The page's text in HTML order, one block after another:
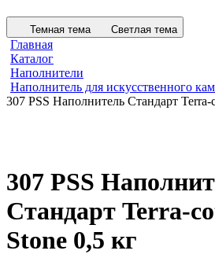
Темная тема Светлая тема
Главная
Каталог
Наполнители
Наполнитель для искусственного
307 PSS Наполнитель Стандарт Terra-
307 PSS
Стандарт Terra-
Stone 0,5 кг